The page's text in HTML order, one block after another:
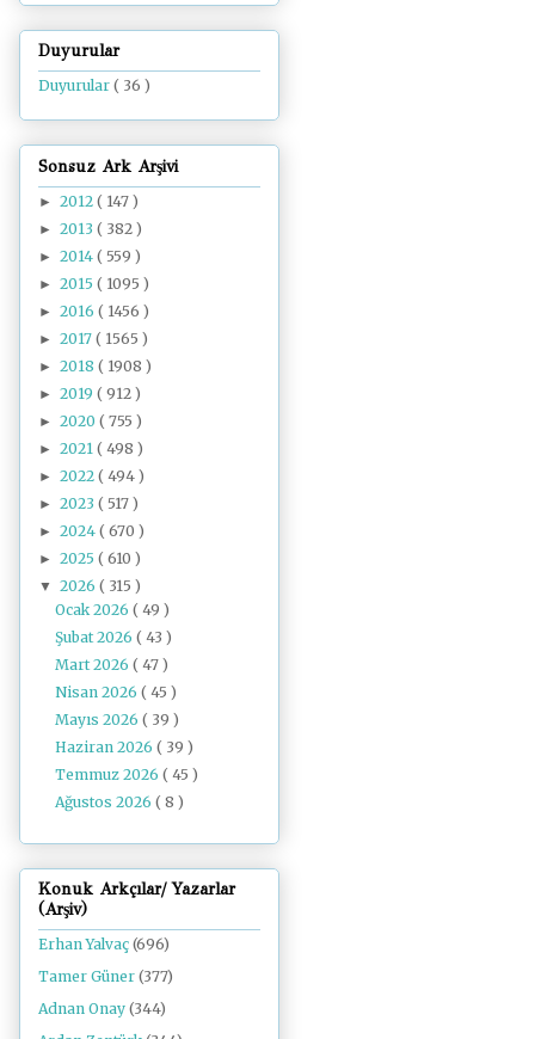
Duyurular
Duyurular ( 36 )
Sonsuz Ark Arşivi
► 2012 ( 147 )
► 2013 ( 382 )
► 2014 ( 559 )
► 2015 ( 1095 )
► 2016 ( 1456 )
► 2017 ( 1565 )
► 2018 ( 1908 )
► 2019 ( 912 )
► 2020 ( 755 )
► 2021 ( 498 )
► 2022 ( 494 )
► 2023 ( 517 )
► 2024 ( 670 )
► 2025 ( 610 )
▼ 2026 ( 315 )
Ocak 2026( 49 )
Şubat 2026( 43 )
Mart 2026( 47 )
Nisan 2026( 45 )
Mayıs 2026( 39 )
Haziran 2026( 39 )
Temmuz 2026( 45 )
Ağustos 2026( 8 )
Konuk Arkçılar/ Yazarlar
(Arşiv)
Erhan Yalvaç (696)
Tamer Güner (377)
Adnan Onay (344)